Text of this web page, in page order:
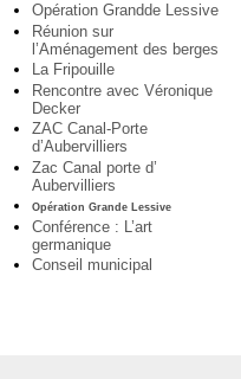
Opération Grandde Lessive
Réunion sur
l’Aménagement des berges
La Fripouille
Rencontre avec Véronique
Decker
ZAC Canal-Porte
d’Aubervilliers
Zac Canal porte d’
Aubervilliers
Opération Grande Lessive
Conférence : L’art
germanique
Conseil municipal